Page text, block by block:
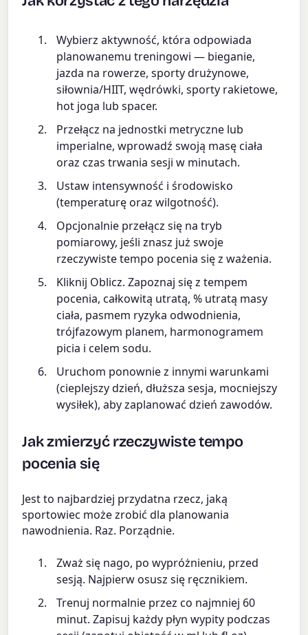
Wybierz aktywność, która odpowiada
planowanemu treningowi — bieganie,
jazda na rowerze, sporty drużynowe,
siłownia/HIIT, wędrówki, sporty rakietowe,
hot joga lub spacer.
Przełącz na jednostki metryczne lub
imperialne, wprowadź swoją masę ciała
oraz czas trwania sesji w minutach.
Ustaw intensywność i środowisko
(temperaturę oraz wilgotność).
Opcjonalnie przełącz się na tryb
pomiarowy, jeśli znasz już swoje
rzeczywiste tempo pocenia się z ważenia.
Kliknij Oblicz. Zapoznaj się z tempem
pocenia, całkowitą utratą, % utratą masy
ciała, pasmem ryzyka odwodnienia,
trójfazowym planem, harmonogramem
picia i celem sodu.
Uruchom ponownie z innymi warunkami
(cieplejszy dzień, dłuższa sesja, mocniejszy
wysiłek), aby zaplanować dzień zawodów.
Jak zmierzyć rzeczywiste tempo
pocenia się
Jest to najbardziej przydatna rzecz, jaką
sportowiec może zrobić dla planowania
nawodnienia. Raz. Porządnie.
Zważ się nago, po wypróżnieniu, przed
sesją. Najpierw osusz się ręcznikiem.
Trenuj normalnie przez co najmniej 60
minut. Zapisuj każdy płyn wypity podczas